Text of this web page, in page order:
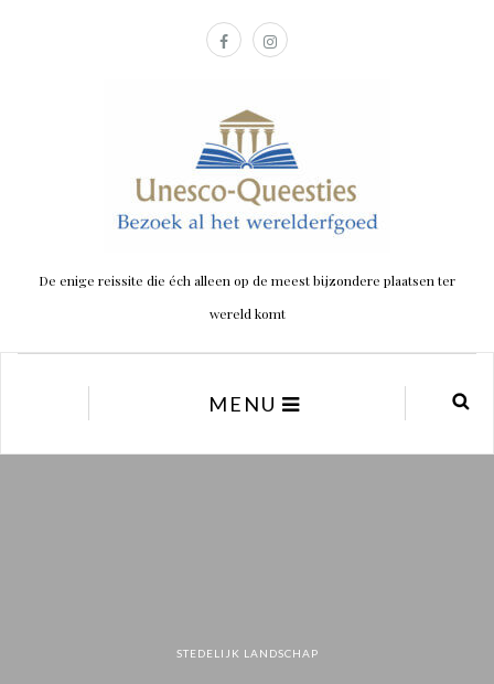
De enige reissite die éch alleen op de meest bijzondere plaatsen ter
wereld komt
MENU
STEDELIJK LANDSCHAP